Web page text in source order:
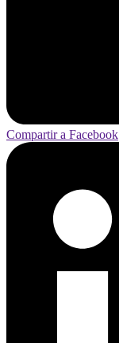
Compartir a Facebook